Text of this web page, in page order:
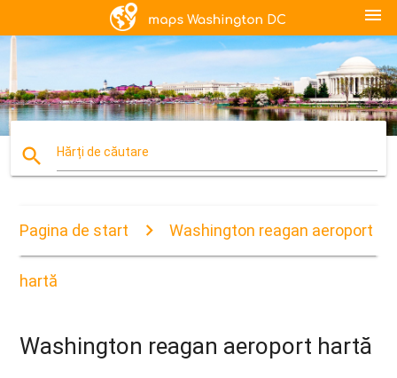
menu
search Hărți de căutare
Pagina de start Washington reagan aeroport
hartă
Washington reagan aeroport hartă